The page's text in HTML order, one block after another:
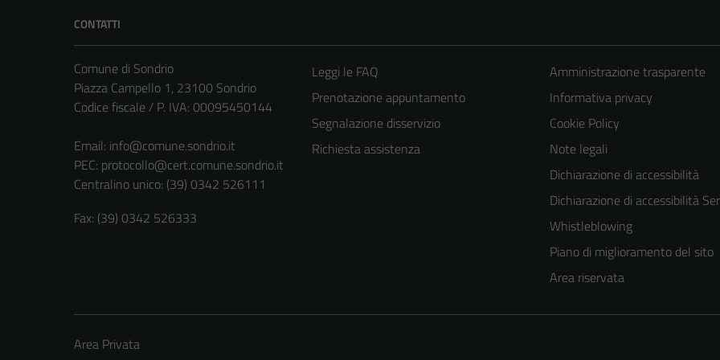
CONTATTI
Comune di Sondrio
Piazza Campello 1, 23100 Sondrio
Codice fiscale / P. IVA: 00095450144
Email: info@comune.sondrio.it
PEC: protocollo@cert.comune.sondrio.it
Centralino unico: (39) 0342 526111
Fax: (39) 0342 526333
Leggi le FAQ
Prenotazione appuntamento
Segnalazione disservizio
Richiesta assistenza
Amministrazione trasparente
Informativa privacy
Cookie Policy
Note legali
Dichiarazione di accessibilità
Dichiarazione di accessibilità
Whistleblowing
Piano di miglioramento del sito
Area riservata
Area Privata